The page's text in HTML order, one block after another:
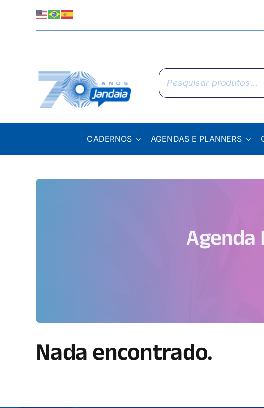
Pesquisar
produtos
CADERNOS AGENDAS E PLANNERS
Nada encontrado.